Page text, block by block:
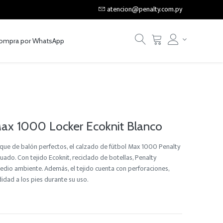
atencion@penalty.com.py
por WhatsApp
1000 Locker Ecoknit Blanco
de balón perfectos, el calzado de fútbol Max 1000 Penalty
Con tejido Ecoknit, reciclado de botellas, Penalty
ambiente. Además, el tejido cuenta con perforaciones,
a los pies durante su uso.